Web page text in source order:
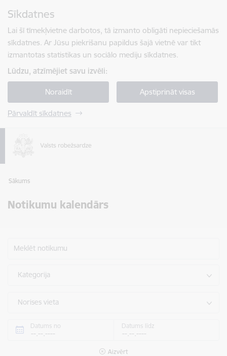
Sīkdatnes
Lai šī tīmekļvietne darbotos, tā izmanto obligāti nepieciešamās
sīkdatnes. Ar Jūsu piekrišanu papildus šajā vietnē var tikt
izmantotas statistikas un sociālo mediju sīkdatnes.
Lūdzu, atzīmējiet savu izvēli:
Noraidīt Apstiprināt visas
Pārvaldīt sīkdatnes
Sākums
Notikumu kalendārs
Meklēt notikumu
Kategorija
Norises vieta
Datums no Datums līdz
Aizvērt